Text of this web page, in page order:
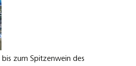
bis zum Spitzenwein des